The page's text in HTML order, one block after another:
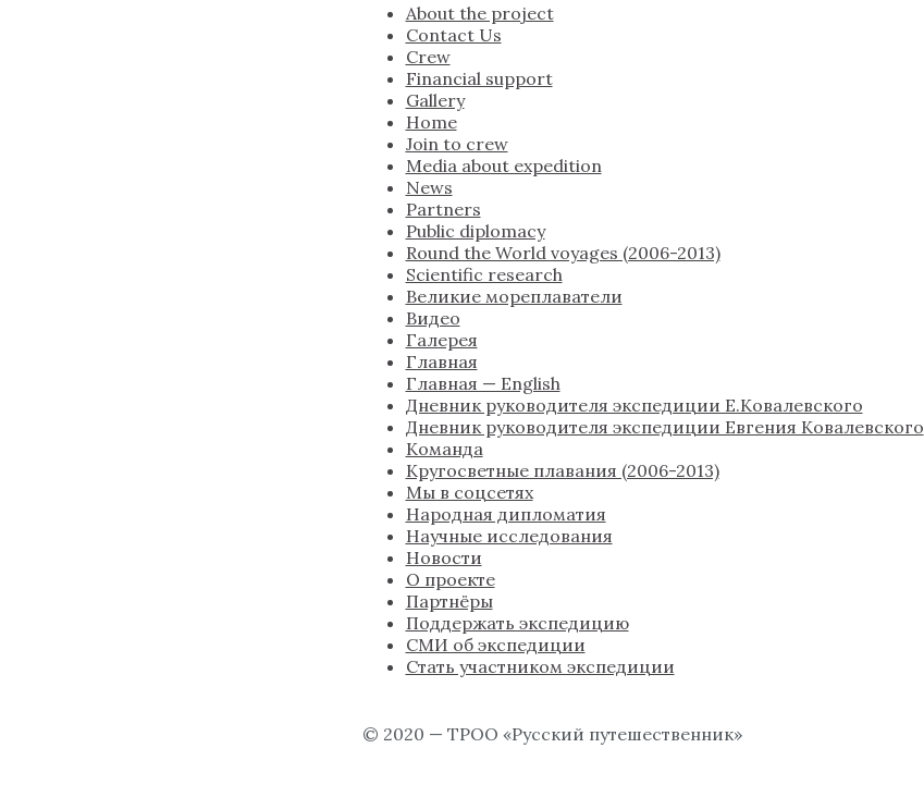
About the project
Contact Us
Crew
Financial support
Gallery
Home
Join to crew
Media about expedition
News
Partners
Public diplomacy
Round the World voyages (2006-2013)
Scientific research
Великие мореплаватели
Видео
Галерея
Главная
Главная — English
Дневник руководителя экспедиции Е.Ковалевского
Дневник руководителя экспедиции Евгения Ковалевского
Команда
Кругосветные плавания (2006-2013)
Мы в соцсетях
Народная дипломатия
Научные исследования
Новости
О проекте
Партнёры
Поддержать экспедицию
СМИ об экспедиции
Стать участником экспедиции
© 2020 — ТРОО «Русский путешественник»